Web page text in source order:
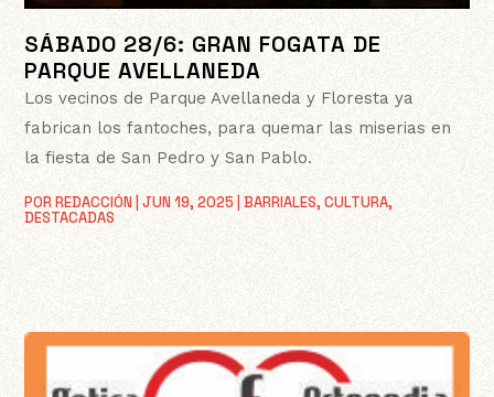
SÁBADO 28/6: GRAN FOGATA DE
PARQUE AVELLANEDA
PORREDACCIÓN |JUN 19, 2025 |BARRIALES,CULTURA,
DESTACADAS
Los vecinos de Parque Avellaneda y Floresta ya
fabrican los fantoches, para quemar las miserias en
la fiesta de San Pedro y San Pablo.